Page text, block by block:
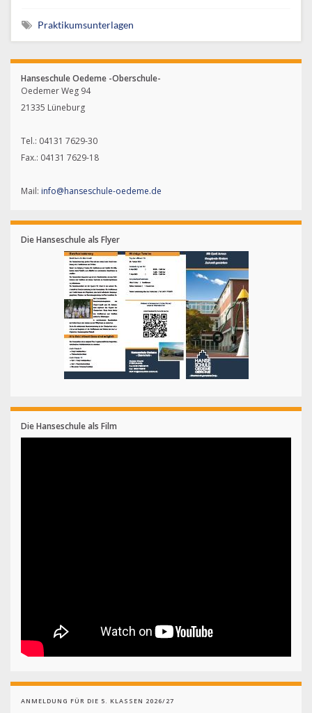
Praktikumsunterlagen
Hanseschule Oedeme -Oberschule-
Oedemer Weg 94
21335 Lüneburg
Tel.: 04131 7629-30
Fax.: 04131 7629-18
Mail: info@hanseschule-oedeme.de
Die Hanseschule als Flyer
Die Hanseschule als Film
ANMELDUNG FÜR DIE 5. KLASSEN 2026/27